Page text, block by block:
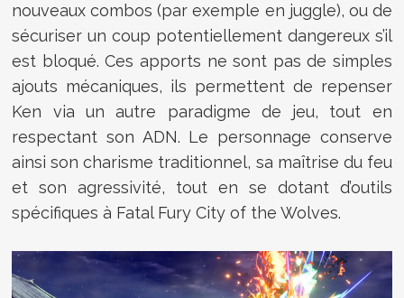
nouveaux combos (par exemple en juggle), ou de
sécuriser un coup potentiellement dangereux s’il
est bloqué. Ces apports ne sont pas de simples
ajouts mécaniques, ils permettent de repenser
Ken via un autre paradigme de jeu, tout en
respectant son ADN. Le personnage conserve
ainsi son charisme traditionnel, sa maîtrise du feu
et son agressivité, tout en se dotant d’outils
spécifiques à Fatal Fury City of the Wolves.